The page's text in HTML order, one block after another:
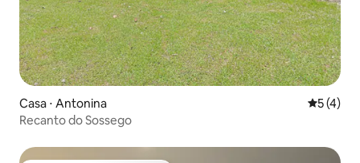
Casa ⋅ Antonina 5 de
5 (4)
Recanto do Sossego